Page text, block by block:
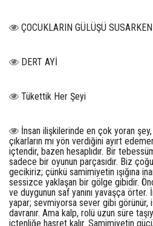
ÇOCUKLARIN GÜLÜŞÜ SUSARKEN
DERT AYİ
Tükettik Her Şeyi
İnsan ilişkilerinde en çok yoran
çıkarların mı yön verdiğini ayırt
içtendir, bazen hesaplıdır. Bir
sadece bir oyunun parçasıdır. Biz
gecikiriz; çünkü samimiyetin ışığına
sessizce yaklaşan bir gölge gibidir.
ve duygunun saf yanını yavaşça örter.
yapar; sevmiyorsa sever gibi
davranır. Ama kalp, rolü uzun süre
içtenliğe hasret kalır. Samimiyetin gücü,